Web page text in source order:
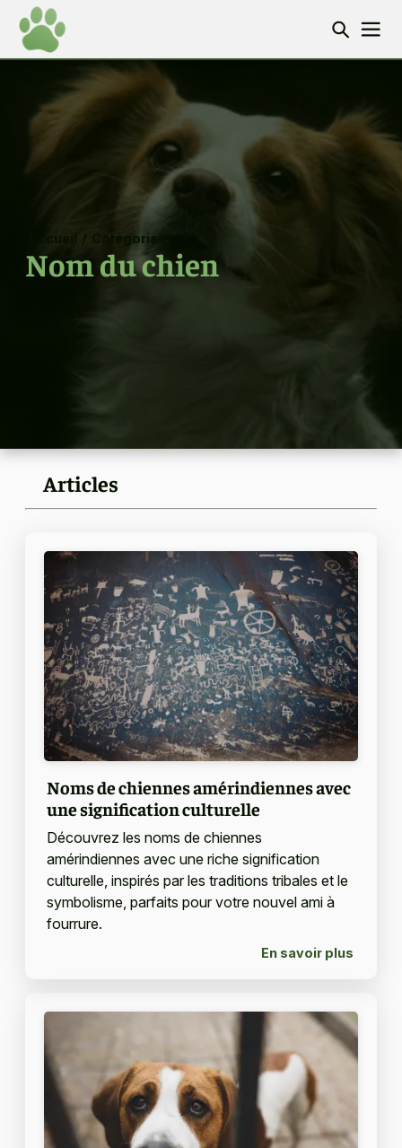
Accueil / Catégories
Nom du chien
Articles
Noms de chiennes amérindiennes avec
une signification culturelle
Découvrez les noms de chiennes
amérindiennes avec une riche signification
culturelle, inspirés par les traditions tribales et le
symbolisme, parfaits pour votre nouvel ami à
fourrure.
En savoir plus